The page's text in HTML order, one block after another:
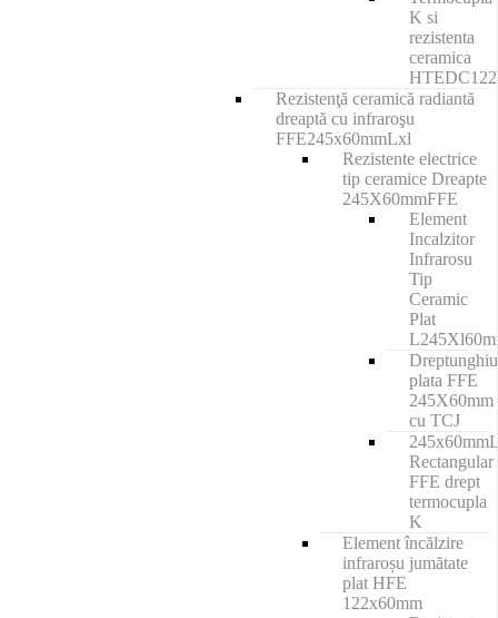
K si
rezistenta
ceramica
Rezistenţă ceramică radiantă
dreaptă cu infraroşu
FFE245x60mmLxl
Rezistente electrice
tip ceramice Dreapte
245X60mmFFE
Element
Incalzitor
Infrarosu
Tip
Ceramic
Plat
plata FFE
245X60mm
cu TCJ
Rectangular
FFE drept
termocupla
K
Element încălzire
infraroșu jumătate
plat HFE
122x60mm